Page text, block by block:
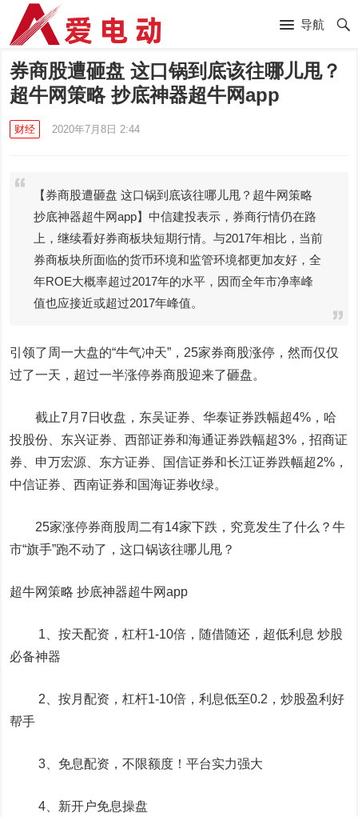
导航
券商股遭砸盘 这口锅到底该往哪儿甩？
超牛网策略 抄底神器超牛网app
财经 2020年7月8日 2:44
【券商股遭砸盘 这口锅到底该往哪儿甩？超牛网策略
抄底神器超牛网app】中信建投表示，券商行情仍在路
上，继续看好券商板块短期行情。与2017年相比，当前
券商板块所面临的货币环境和监管环境都更加友好，全
年ROE大概率超过2017年的水平，因而全年市净率峰
值也应接近或超过2017年峰值。
引领了周一大盘的“牛气冲天”，25家券商股涨停，然而仅仅
过了一天，超过一半涨停券商股迎来了砸盘。
截止7月7日收盘，东吴证券、华泰证券跌幅超4%，哈
投股份、东兴证券、西部证券和海通证券跌幅超3%，招商证
券、申万宏源、东方证券、国信证券和长江证券跌幅超2%，
中信证券、西南证券和国海证券收绿。
25家涨停券商股周二有14家下跌，究竟发生了什么？牛
市“旗手”跑不动了，这口锅该往哪儿甩？
超牛网策略 抄底神器超牛网app
1、按天配资，杠杆1-10倍，随借随还，超低利息 炒股
必备神器
2、按月配资，杠杆1-10倍，利息低至0.2，炒股盈利好
帮手
3、免息配资，不限额度！平台实力强大
4、新开户免息操盘